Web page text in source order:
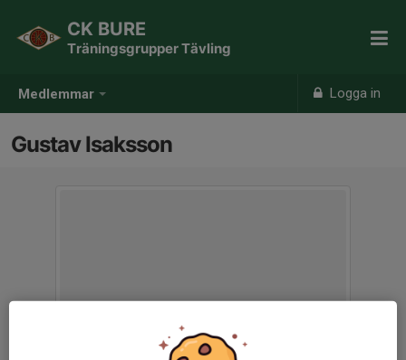
Medlemmar Logga in
CK BURE
Träningsgrupper Tävling
Gustav Isaksson